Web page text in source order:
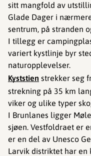
sitt mangfold av
Glade Dager i
sentrum, på stranden
I tillegg er
variert kystlinje byr
naturopplevelser.
Kyststien strekker seg
strekning på 35 km
viker og ulike typer
I Brunlanes ligger
sjøen. Vestfoldraet er
er en del av Unesco
Larvik distriktet har